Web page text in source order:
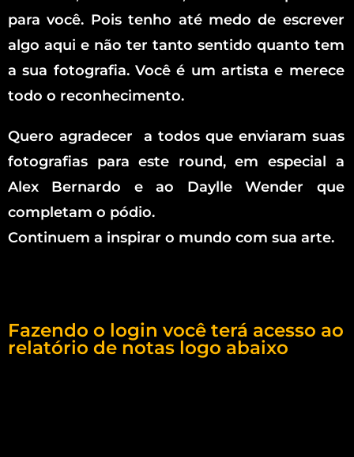
para você. Pois tenho até medo de escrever
algo aqui e não ter tanto sentido quanto tem
a sua fotografia. Você é um artista e merece
todo o reconhecimento.
Quero agradecer a todos que enviaram suas
fotografias para este round, em especial a
Alex Bernardo e ao Daylle Wender que
completam o pódio.
Continuem a inspirar o mundo com sua arte.
Fazendo o login você terá acesso ao
relatório de notas logo abaixo